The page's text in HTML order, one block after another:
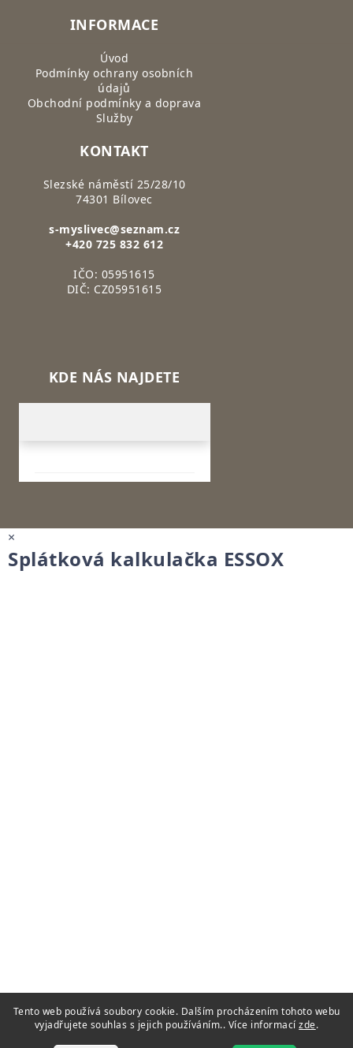
Tento web používá soubory cookie. Dalším procházením tohoto webu
vyjadřujete souhlas s jejich používáním.. Více informacízde.
INFORMACE
Úvod
Podmínky ochrany osobních
údajů
Obchodní podmínky a doprava
Služby
KONTAKT
Slezské náměstí 25/28/10
74301 Bílovec
s-myslivec@seznam.cz
+420 725 832 612
IČO: 05951615
DIČ: CZ05951615
KDE NÁS NAJDETE
×
Splátková kalkulačka ESSOX